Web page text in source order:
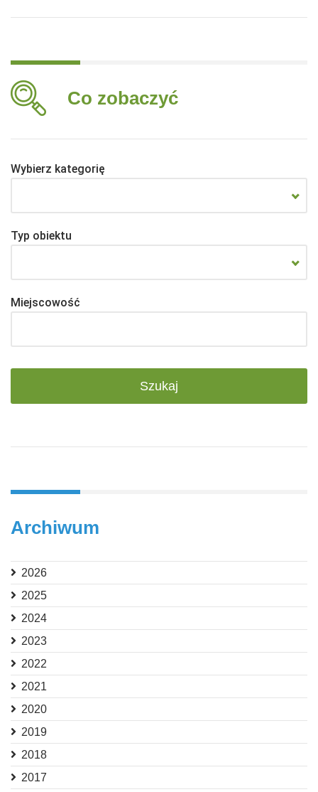
Co zobaczyć
Wybierz kategorię
Typ obiektu
Miejscowość
Archiwum
2026
2025
2024
2023
2022
2021
2020
2019
2018
2017